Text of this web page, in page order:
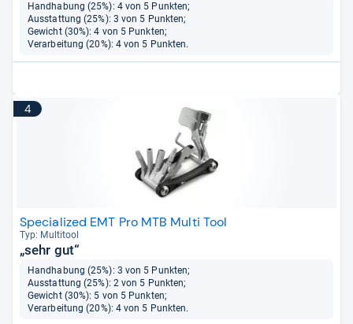
Handhabung (25%): 4 von 5 Punkten;
Ausstattung (25%): 3 von 5 Punkten;
Gewicht (30%): 4 von 5 Punkten;
Verarbeitung (20%): 4 von 5 Punkten.
4
Specialized EMT Pro MTB Multi Tool
Typ: Mul­ti­tool
„sehr gut“
Handhabung (25%): 3 von 5 Punkten;
Ausstattung (25%): 2 von 5 Punkten;
Gewicht (30%): 5 von 5 Punkten;
Verarbeitung (20%): 4 von 5 Punkten.